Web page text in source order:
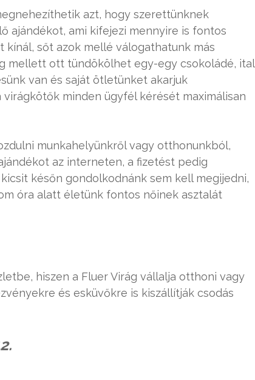
azt, hogy szerettünknek
ajándékot, ami kifejezi mennyire is fontos
kínál, sőt azok mellé válogathatunk más
mellett ott tündökölhet egy-egy csokoládé, ital
van és saját ötletünket akarjuk
minden ügyfél kérését maximálisan
munkahelyünkről vagy otthonunkból,
az interneten, a fizetést pedig
későn gondolkodnánk sem kell megijedni,
óra alatt életünk fontos nőinek asztalát
hiszen a Fluer Virág vállalja otthoni vagy
és esküvőkre is kiszállítják csodás